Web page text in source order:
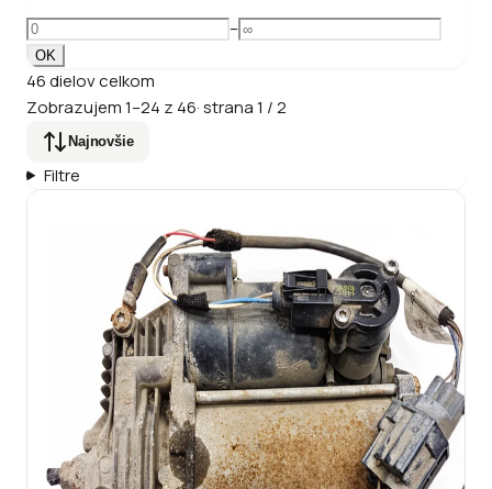
–
OK
46dielovcelkom
Zobrazujem1–24 z 46·strana1 /2
Najnovšie
Filtre